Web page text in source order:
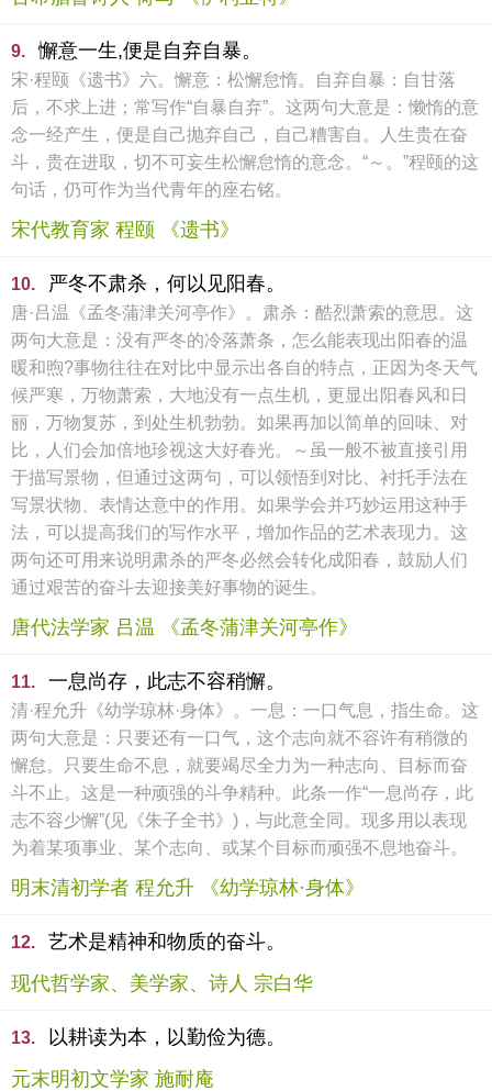
9. 懈意一生,便是自弃自暴。
宋·程颐《遗书》六。懈意：松懈怠惰。自弃自暴：自甘落
后，不求上进；常写作“自暴自弃”。这两句大意是：懒惰的意
念一经产生，便是自己抛弃自己，自己糟害自。人生贵在奋
斗，贵在进取，切不可妄生松懈怠惰的意念。“～。”程颐的这
句话，仍可作为当代青年的座右铭。
宋代教育家 程颐 《遗书》
10. 严冬不肃杀，何以见阳春。
唐·吕温《孟冬蒲津关河亭作》。肃杀：酷烈萧索的意思。这
两句大意是：没有严冬的冷落萧条，怎么能表现出阳春的温
暖和煦?事物往往在对比中显示出各自的特点，正因为冬天气
候严寒，万物萧索，大地没有一点生机，更显出阳春风和日
丽，万物复苏，到处生机勃勃。如果再加以简单的回味、对
比，人们会加倍地珍视这大好春光。～虽一般不被直接引用
于描写景物，但通过这两句，可以领悟到对比、衬托手法在
写景状物、表情达意中的作用。如果学会并巧妙运用这种手
法，可以提高我们的写作水平，增加作品的艺术表现力。这
两句还可用来说明肃杀的严冬必然会转化成阳春，鼓励人们
通过艰苦的奋斗去迎接美好事物的诞生。
唐代法学家 吕温 《孟冬蒲津关河亭作》
11. 一息尚存，此志不容稍懈。
清·程允升《幼学琼林·身体》。一息：一口气息，指生命。这
两句大意是：只要还有一口气，这个志向就不容许有稍微的
懈怠。只要生命不息，就要竭尽全力为一种志向、目标而奋
斗不止。这是一种顽强的斗争精种。此条一作“一息尚存，此
志不容少懈”(见《朱子全书》)，与此意全同。现多用以表现
为着某项事业、某个志向、或某个目标而顽强不息地奋斗。
明末清初学者 程允升 《幼学琼林·身体》
12.
艺术是精神和物质的奋斗。
现代哲学家、美学家、诗人 宗白华
13.
以耕读为本，以勤俭为德。
元末明初文学家 施耐庵